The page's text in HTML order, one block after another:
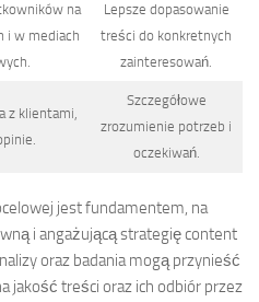
na
i w mediach
Lepsze dopasowanie
treści do konkretnych
zainteresowań.
z klientami,
Szczegółowe
zrozumienie potrzeb i
oczekiwań.
jest fundamentem, na
i angażującą strategię content
oraz badania mogą przynieść
jakość treści oraz ich odbiór przez